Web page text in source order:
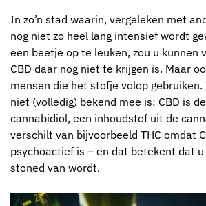
In zo’n stad waarin, vergeleken met
nog niet zo heel lang intensief wordt
een beetje op te leuken, zou u kunnen
CBD daar nog niet te krijgen is. Maar
mensen die het stofje volop gebruiken.
niet (volledig) bekend mee is: CBD is
cannabidiol, een inhoudstof uit de
verschilt van bijvoorbeeld THC omdat
psychoactief is – en dat betekent dat
stoned van wordt.